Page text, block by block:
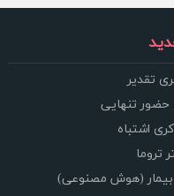
تقدیر
تنهایی
اشتباه
تروما
بیمار (هوش مصنوعی)